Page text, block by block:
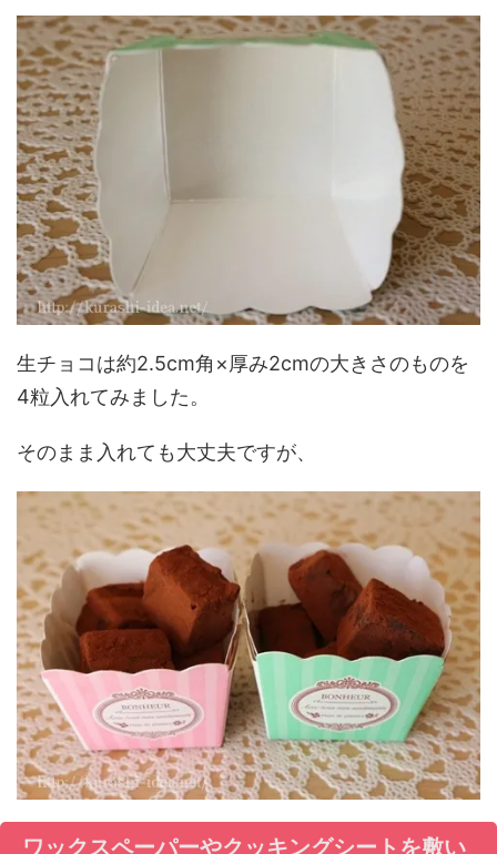
生チョコは約2.5cm角×厚み2cmの大きさのものを
4粒入れてみました。
そのまま入れても大丈夫ですが、
ワックスペーパーやクッキングシートを敷い